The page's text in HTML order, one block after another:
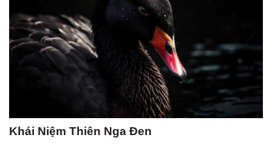
Khái Niệm Thiên Nga Đen